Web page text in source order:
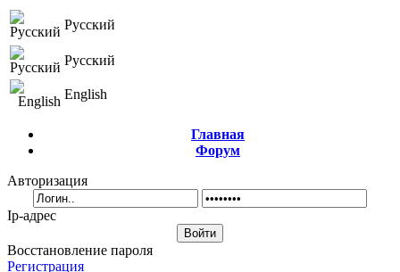
Русский
Русский
English
Главная
Форум
Авторизация
Ip-адрес
Восстановление пароля
Регистрация